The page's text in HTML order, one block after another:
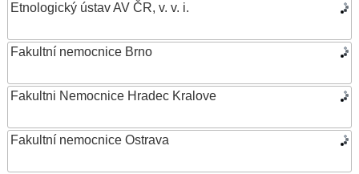
Etnologický ústav AV ČR, v. v. i.
Fakultní nemocnice Brno
Fakultni Nemocnice Hradec Kralove
Fakultní nemocnice Ostrava